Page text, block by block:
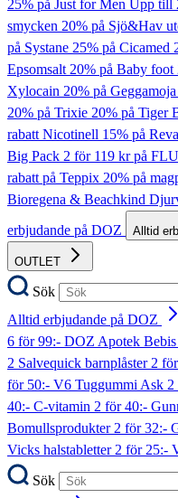
25% på Just for Men Upp till
smycken 20% på Sjö&Hav
på Systane 25% på Cicamed
Epsomsalt20% på Baby foot
Xylocain 20% på Geggamoja
20% på Trixie 20% på Tiger
rabatt Nicotinell 15% på
Big Pack 2 för 119 kr på
rabatt på Teppix 20% på
Bioregena & Beachkind
erbjudande på DOZ
Alltid
OUTLET
Sök
Alltid erbjudande på DOZ
6 för 99:- DOZ Apotek
2 Salvequick barnplåster2
för 50:- V6 Tuggummi Ask 2
40:- C-vitamin 2 för 40:-
Bomullsprodukter2 för 32:-
Vicks halstabletter2 för 25:-
Sök